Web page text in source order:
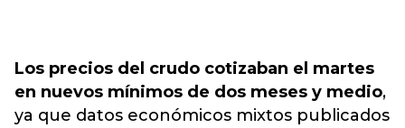
Los precios del crudo cotizaban el martes
en nuevos mínimos de dos meses y medio,
ya que datos económicos mixtos publicados